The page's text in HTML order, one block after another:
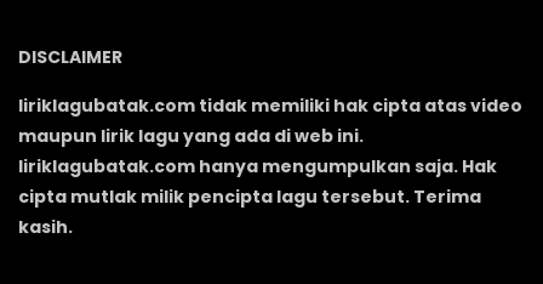
DISCLAIMER
liriklagubatak.com tidak memiliki hak cipta atas video
maupun lirik lagu yang ada di web ini.
liriklagubatak.com hanya mengumpulkan saja. Hak
cipta mutlak milik pencipta lagu tersebut. Terima
kasih.